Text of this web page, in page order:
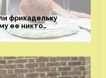
фрикадельку
ее никто